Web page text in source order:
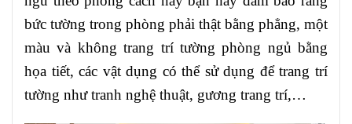
bức tường trong phòng phải thật bằng phẳng, một
màu và không trang trí tường phòng ngủ bằng
họa tiết, các vật dụng có thể sử dụng để trang trí
tường như tranh nghệ thuật, gương trang trí,…